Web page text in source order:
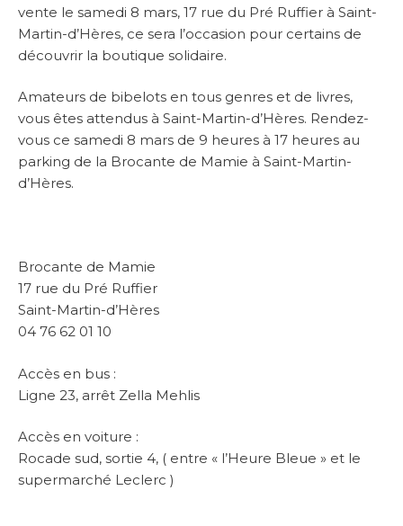
vente le samedi 8 mars, 17 rue du Pré Ruffier à Saint-
Martin-d’Hères, ce sera l’occasion pour certains de
découvrir la boutique solidaire.
Amateurs de bibelots en tous genres et de livres,
vous êtes attendus à Saint-Martin-d’Hères. Rendez-
vous ce samedi 8 mars de 9 heures à 17 heures au
parking de la Brocante de Mamie à Saint-Martin-
d’Hères.
Brocante de Mamie
17 rue du Pré Ruffier
Saint-Martin-d’Hères
04 76 62 01 10
Accès en bus :
Ligne 23, arrêt Zella Mehlis
Accès en voiture :
Rocade sud, sortie 4, ( entre « l’Heure Bleue » et le
supermarché Leclerc )